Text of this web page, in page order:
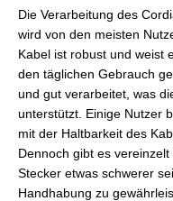
Die Verarbeitung des
wird von den meisten
Kabel ist robust und weist
den täglichen Gebrauch
und gut verarbeitet, was
unterstützt. Einige Nutzer
mit der Haltbarkeit des
Dennoch gibt es
Stecker etwas schwerer
Handhabung zu